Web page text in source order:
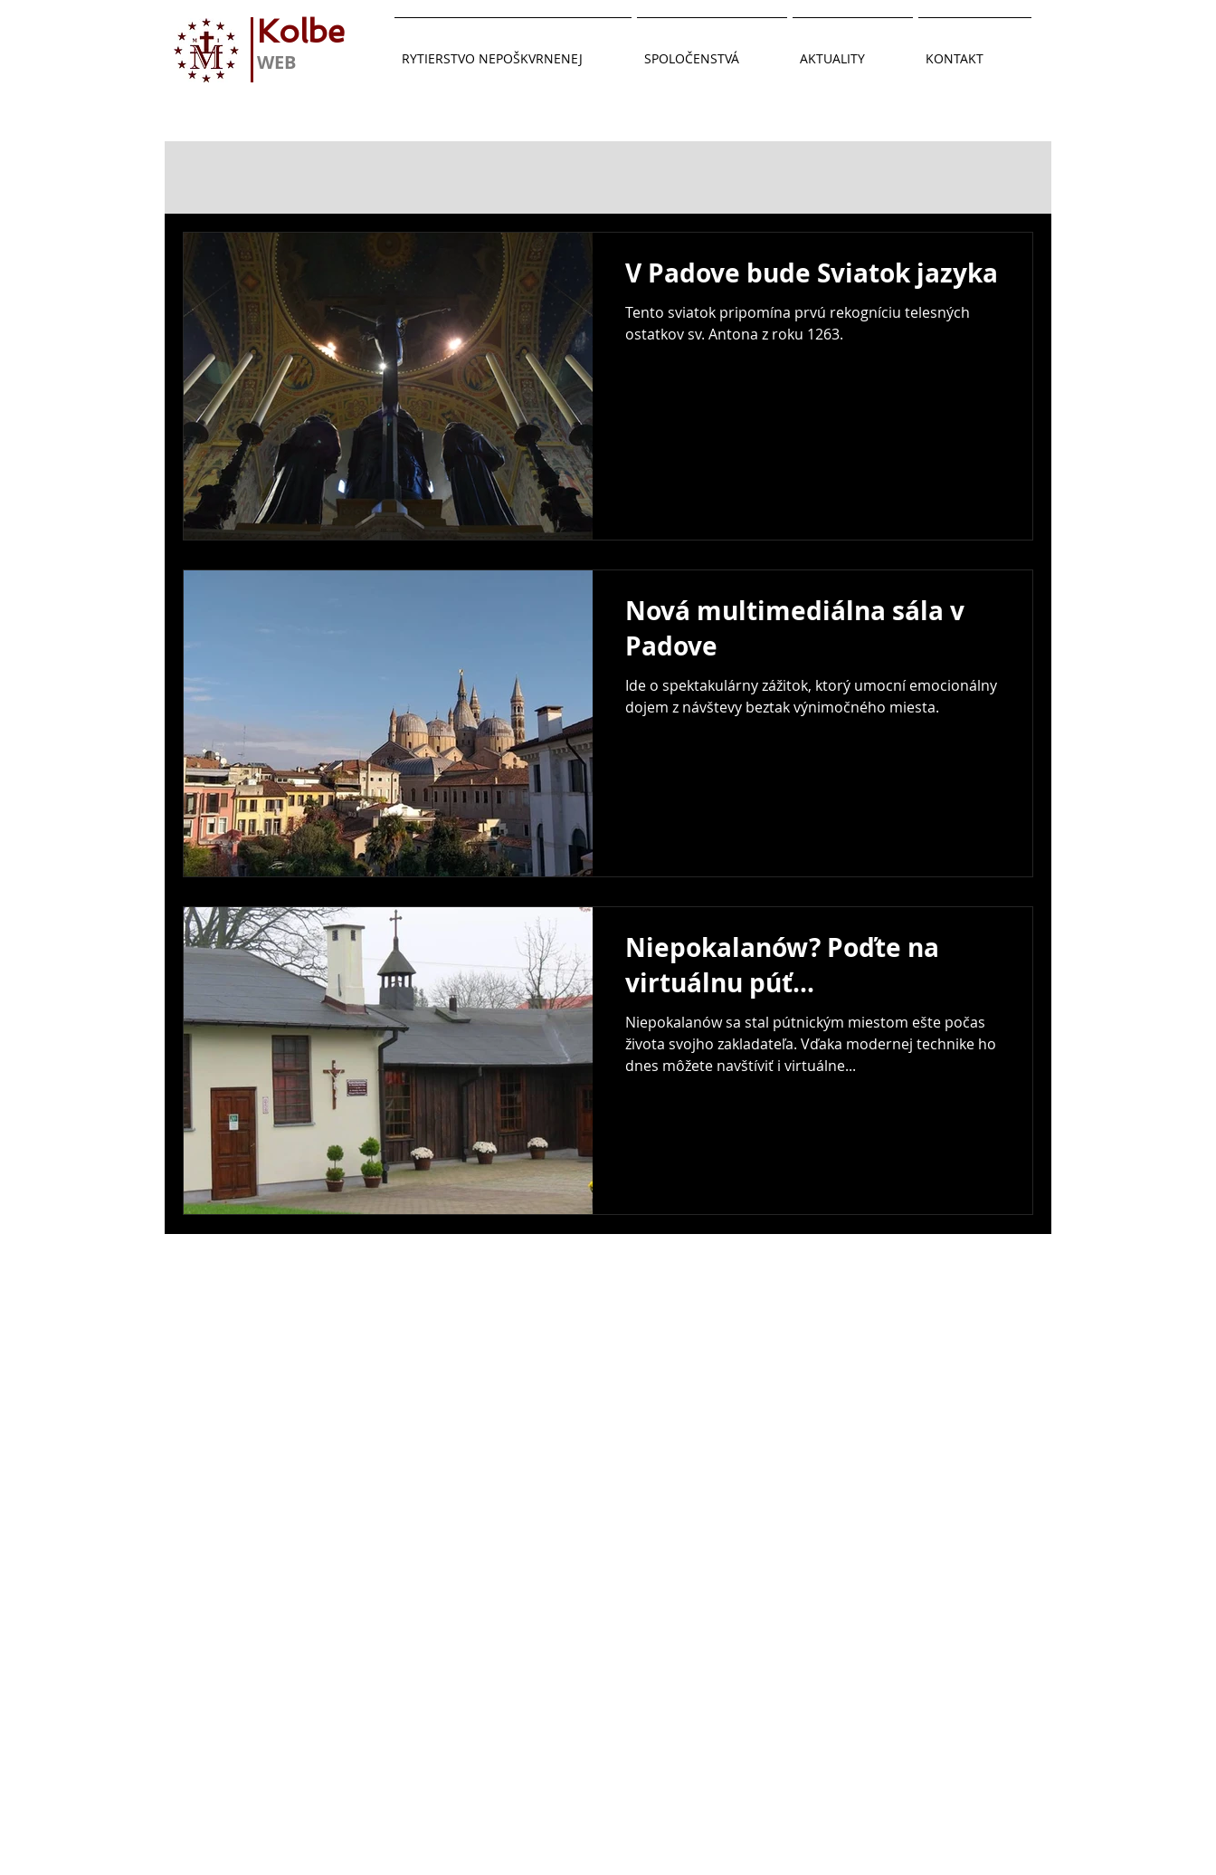
Kolbe
WEB RYTIERSTVO NEPOŠKVRNENEJ SPOLOČENSTVÁ AKTUALITY KONTAKT
V Padove bude Sviatok jazyka
Tento sviatok pripomína prvú rekogníciu telesných
ostatkov sv. Antona z roku 1263.
Nová multimediálna sála v
Padove
Ide o spektakulárny zážitok, ktorý umocní emocionálny
dojem z návštevy beztak výnimočného miesta.
Niepokalanów? Poďte na
virtuálnu púť...
Niepokalanów sa stal pútnickým miestom ešte počas
života svojho zakladateľa. Vďaka modernej technike ho
dnes môžete navštíviť i virtuálne...